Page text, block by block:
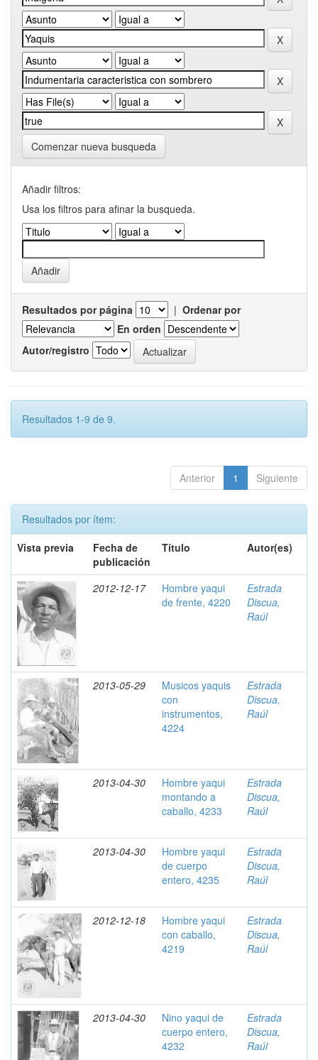
Comenzar nueva busqueda
Añadir filtros:
Usa los filtros para afinar la busqueda.
Resultados por página | Ordenar por
En orden
Autor/registro
Resultados 1-9 de 9.
Anterior 1 Siguiente
Resultados por ítem:
Vista previa
Fecha de
publicación
Título Autor(es)
2012-12-17
Hombre yaqui
de frente, 4220
Estrada
Discua,
Raúl
2013-05-29
Musicos yaquis
con
instrumentos,
4224
Estrada
Discua,
Raúl
2013-04-30
Hombre yaqui
montando a
caballo, 4233
Estrada
Discua,
Raúl
2013-04-30
Hombre yaqui
de cuerpo
entero, 4235
Estrada
Discua,
Raúl
2012-12-18
Hombre yaqui
con caballo,
4219
Estrada
Discua,
Raúl
2013-04-30
Nino yaqui de
cuerpo entero,
4232
Estrada
Discua,
Raúl